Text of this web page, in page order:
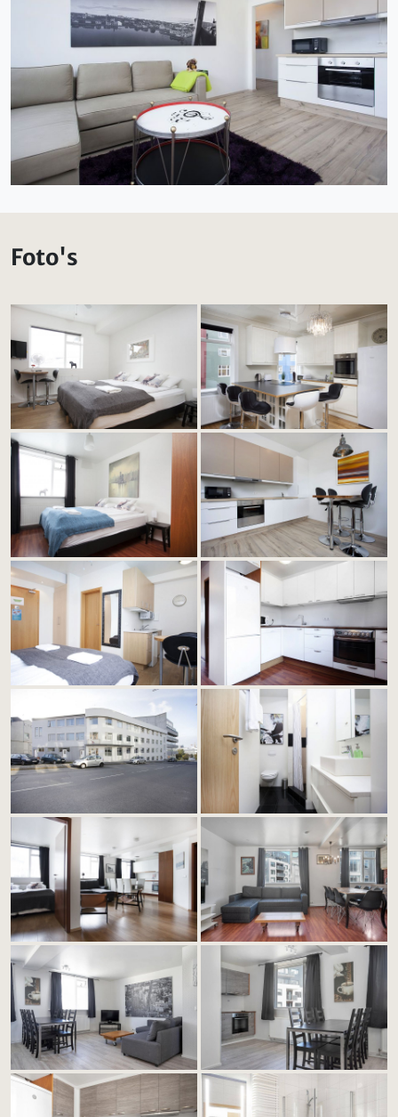
Foto's